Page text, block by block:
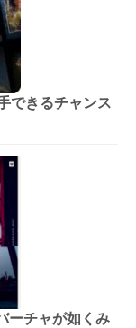
できるチャンス
ーチャが如くみ